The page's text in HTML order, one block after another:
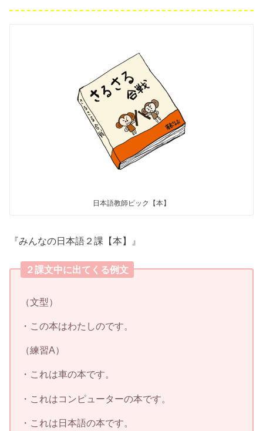
日本語教師ピック【本】
『みんなの日本語２課【本】』
２課文中に出てくる例文
（文型）
・この本はわたしのです。
（練習A）
・これは車の本です。
・これはコンピューターの本です。
・これは日本語の本です。